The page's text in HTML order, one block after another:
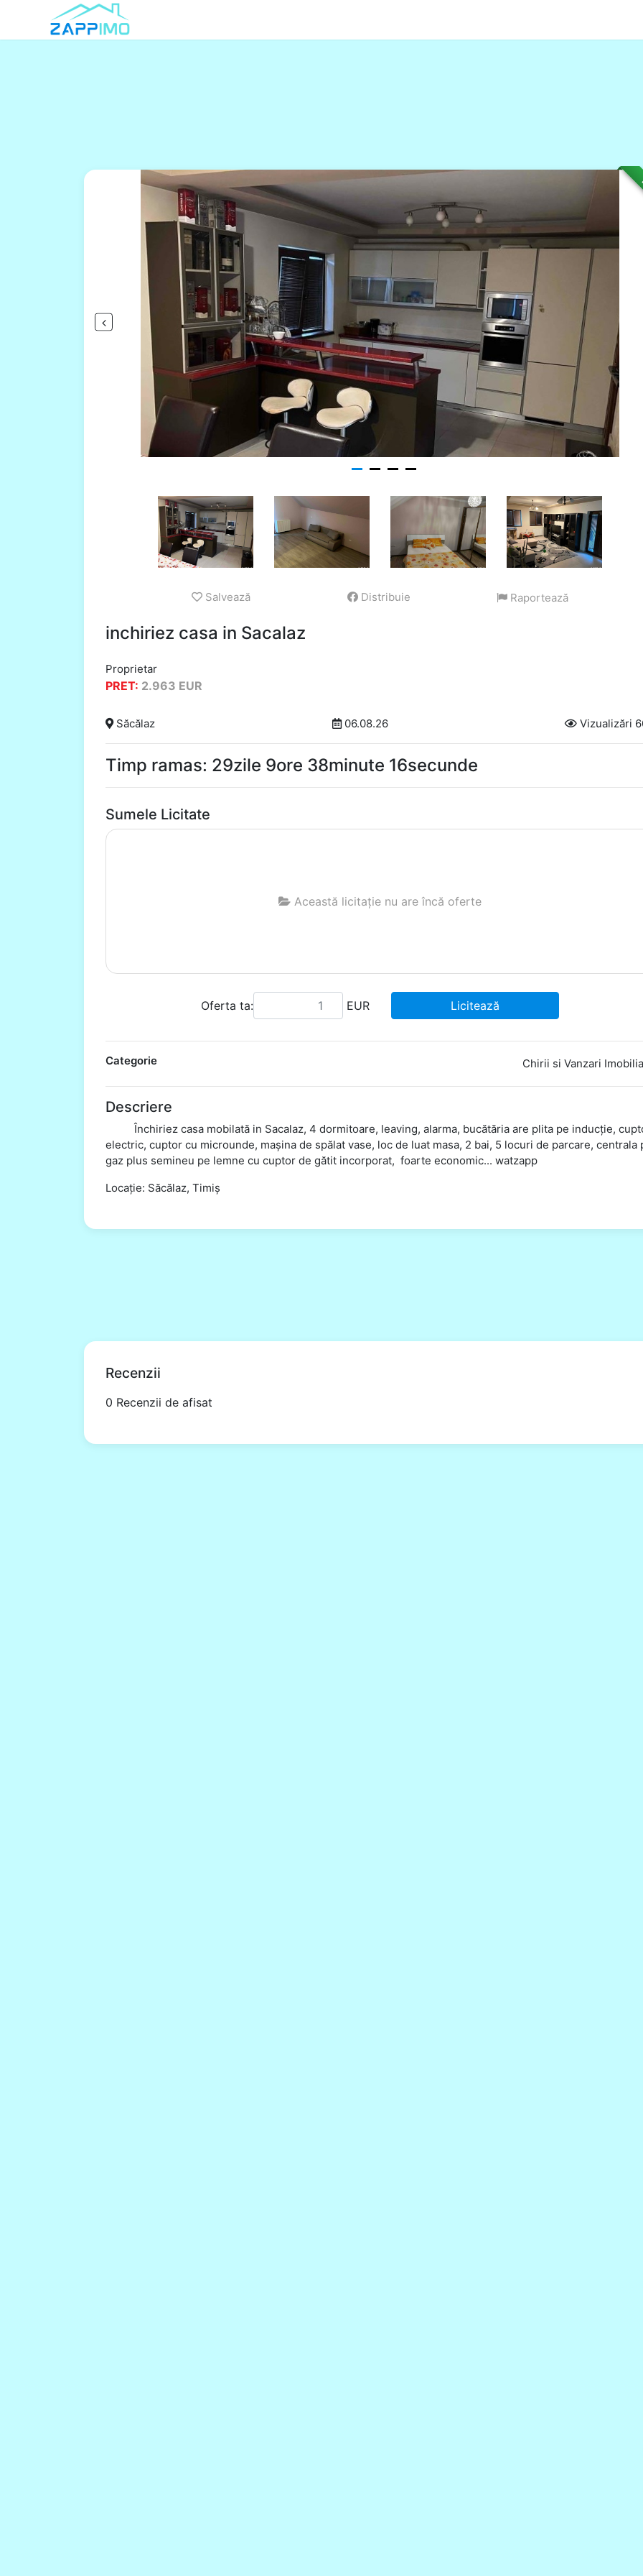
Salvează Distribuie Raportează
inchiriez casa in Sacalaz
Proprietar
PRET: 2.963 EUR
Săcălaz 06.08.26 Vizualizări
Timp ramas: 29zile 9ore 38minute 15secunde
Sumele Licitate
Această licitație nu are încă oferte
Oferta ta: EUR Licitează
Categorie Chirii si Vanzari
Descriere
Închiriez casa mobilată in Sacalaz, 4 dormitoare, leaving, alarma, bucătăria are plita pe inducție,
electric, cuptor cu microunde, mașina de spălat vase, loc de luat masa, 2 bai, 5 locuri de parcare, centrala
gaz plus semineu pe lemne cu cuptor de gătit incorporat, foarte economic... watzapp
Locație: Săcălaz, Timiș
Recenzii
0 Recenzii de afisat